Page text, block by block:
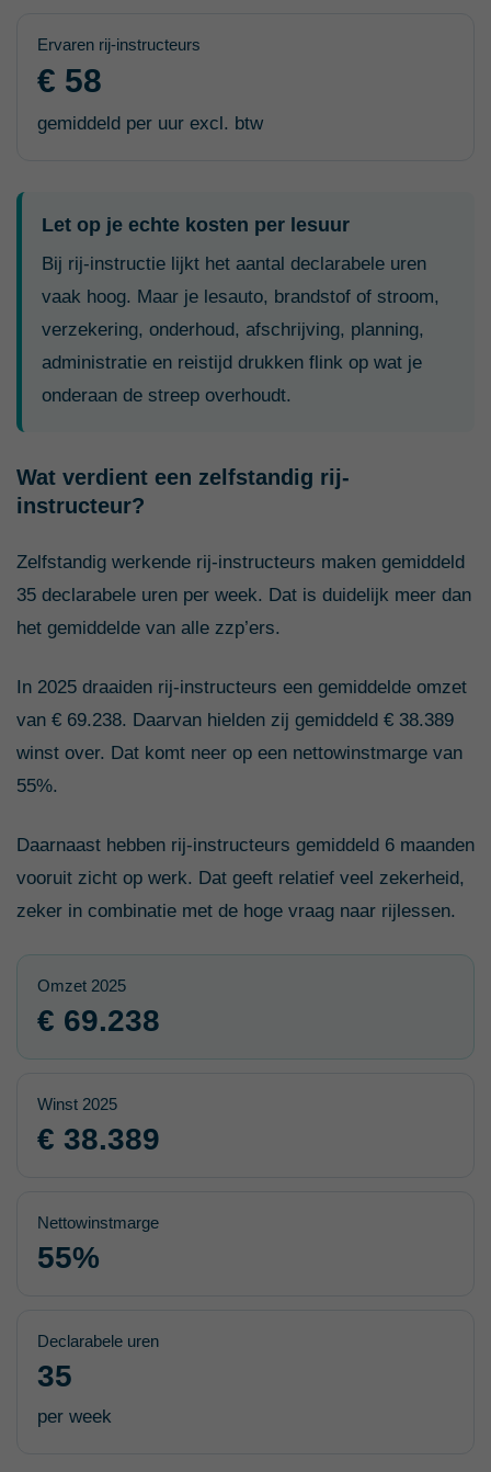
Ervaren rij-instructeurs
€ 58
gemiddeld per uur excl. btw
Let op je echte kosten per lesuur
Bij rij-instructie lijkt het aantal declarabele uren
vaak hoog. Maar je lesauto, brandstof of stroom,
verzekering, onderhoud, afschrijving, planning,
administratie en reistijd drukken flink op wat je
onderaan de streep overhoudt.
Wat verdient een zelfstandig rij-
instructeur?
Zelfstandig werkende rij-instructeurs maken gemiddeld
35 declarabele uren per week. Dat is duidelijk meer dan
het gemiddelde van alle zzp’ers.
In 2025 draaiden rij-instructeurs een gemiddelde omzet
van € 69.238. Daarvan hielden zij gemiddeld € 38.389
winst over. Dat komt neer op een nettowinstmarge van
55%.
Daarnaast hebben rij-instructeurs gemiddeld 6 maanden
vooruit zicht op werk. Dat geeft relatief veel zekerheid,
zeker in combinatie met de hoge vraag naar rijlessen.
Omzet 2025
€ 69.238
Winst 2025
€ 38.389
Nettowinstmarge
55%
Declarabele uren
35
per week